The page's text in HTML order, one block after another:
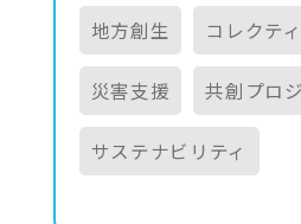
地方創生 コレクテ
災害支援 共創プロ
サステナビリティ